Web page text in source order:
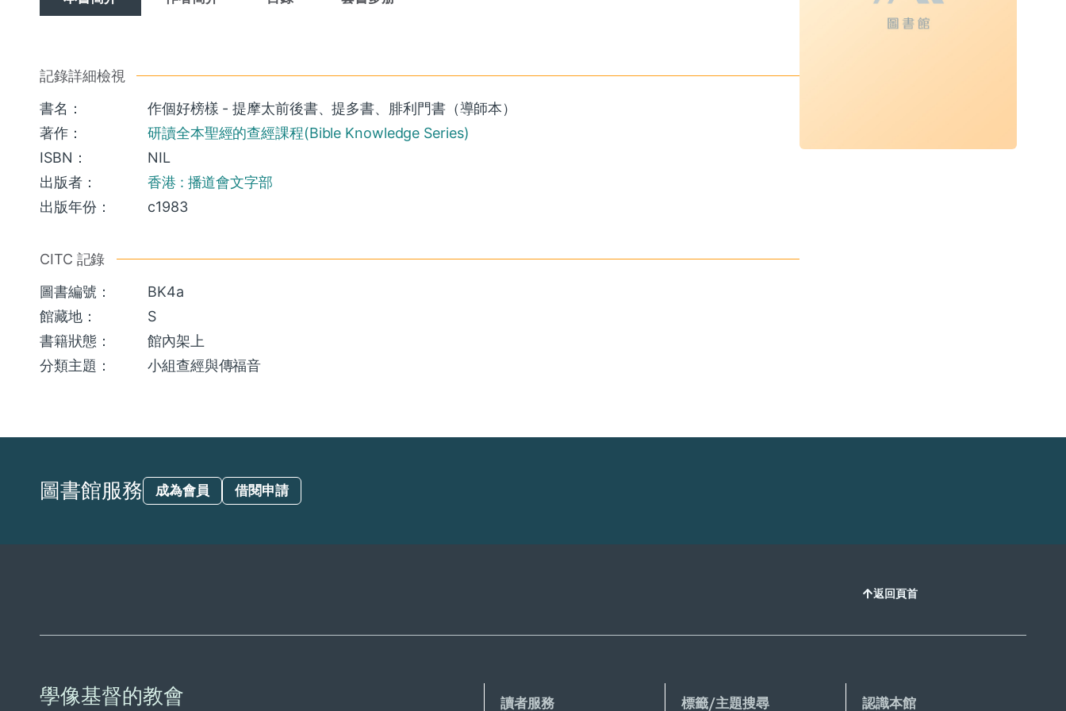
記錄詳細檢視
書名：
作個好榜樣 - 提摩太前後書、提多書、腓利門書（導師本）
著作：
研讀全本聖經的查經課程(Bible Knowledge Series)
ISBN：
NIL
出版者：
香港 : 播道會文字部
出版年份：
c1983
CITC 記錄
圖書編號：
BK4a
館藏地：
S
書籍狀態：
館內架上
分類主題：
小組查經與傳福音
圖書館服務 成為會員 借閱申請
返回頁首
學像基督的教會
讀者服務 標籤/主題搜尋 認識本館